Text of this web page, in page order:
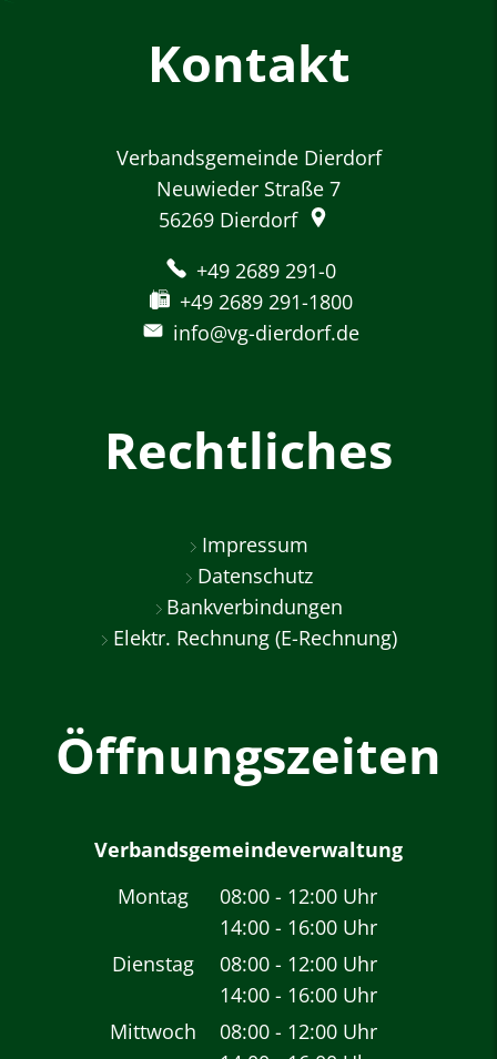
Kontakt
Verbandsgemeinde Dierdorf
Neuwieder Straße 7
56269 Dierdorf
+49 2689 291-0
+49 2689 291-1800
info@vg-dierdorf.de
Rechtliches
Impressum
Datenschutz
Bankverbindungen
Elektr. Rechnung (E-Rechnung)
Öffnungszeiten
Verbandsgemeindeverwaltung
Montag
08:00 - 12:00 Uhr
Von 08:00 bis 12:00
14:00 - 16:00 Uhr
Von 14:00 bis 16:00
Dienstag 08:00 - 12:00 Uhr
Von 08:00 bis 12:00
14:00 - 16:00 Uhr
Von 14:00 bis 16:00
Mittwoch 08:00 - 12:00 Uhr